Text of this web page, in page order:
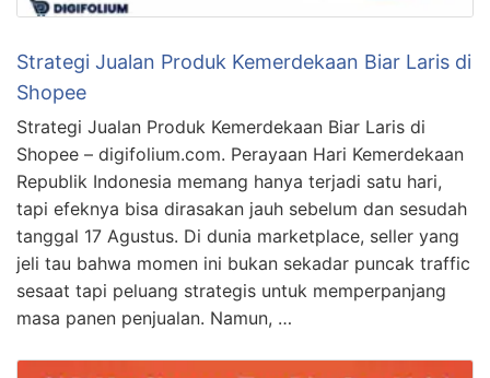
Strategi Jualan Produk Kemerdekaan Biar Laris di
Shopee
Strategi Jualan Produk Kemerdekaan Biar Laris di
Shopee – digifolium.com. Perayaan Hari Kemerdekaan
Republik Indonesia memang hanya terjadi satu hari,
tapi efeknya bisa dirasakan jauh sebelum dan sesudah
tanggal 17 Agustus. Di dunia marketplace, seller yang
jeli tau bahwa momen ini bukan sekadar puncak traffic
sesaat tapi peluang strategis untuk memperpanjang
masa panen penjualan. Namun, …